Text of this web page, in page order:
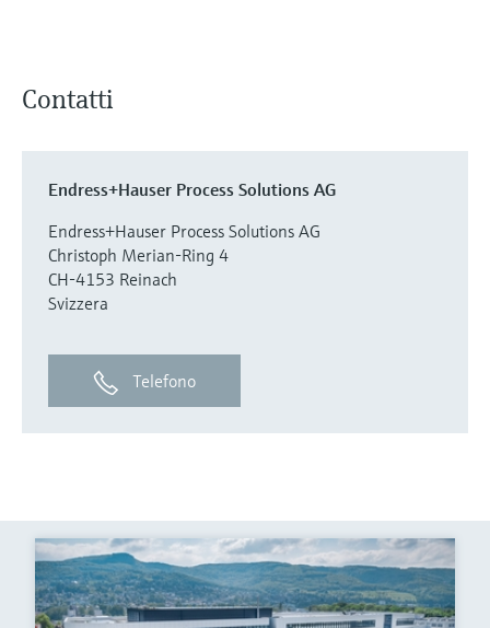
Contatti
Endress+Hauser Process Solutions AG
Endress+Hauser Process Solutions AG
Christoph Merian-Ring 4
CH-4153 Reinach
Svizzera
Telefono